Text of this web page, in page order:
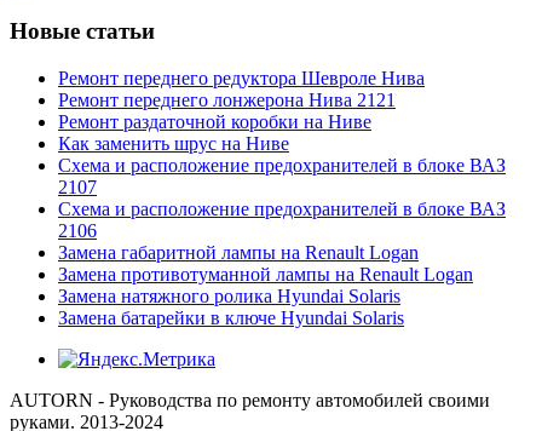
Новые статьи
Ремонт переднего редуктора Шевроле Нива
Ремонт переднего лонжерона Нива 2121
Ремонт раздаточной коробки на Ниве
Как заменить шрус на Ниве
Схема и расположение предохранителей в блоке ВАЗ
2107
Схема и расположение предохранителей в блоке ВАЗ
2106
Замена габаритной лампы на Renault Logan
Замена противотуманной лампы на Renault Logan
Замена натяжного ролика Hyundai Solaris
Замена батарейки в ключе Hyundai Solaris
AUTORN - Руководства по ремонту автомобилей своими
руками. 2013-2024